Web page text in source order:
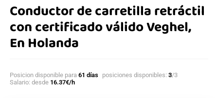
Conductor de carretilla retráctil
con certificado válido Veghel,
En Holanda
Posicion disponible para 61 días posiciones disponibles: 3/3
Salario: desde 16.37€/h